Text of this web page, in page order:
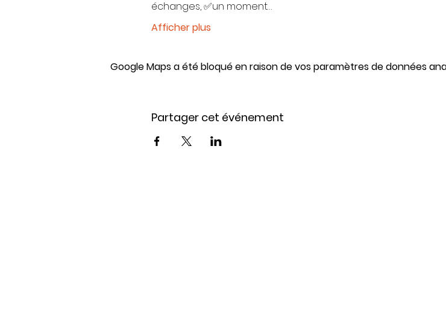
échanges, ✅un moment…
Afficher plus
Google Maps a été bloqué en raison de vos paramètres de données
Partager cet événement